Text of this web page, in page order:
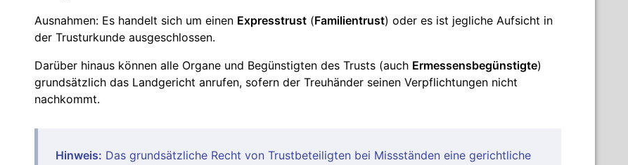
Ausnahmen: Es handelt sich um einen Expresstrust (Familientrust) oder es ist jegliche Aufsicht in
der Trusturkunde ausgeschlossen.
Darüber hinaus können alle Organe und Begünstigten des Trusts (auch Ermessensbegünstigte)
grundsätzlich das Landgericht anrufen, sofern der Treuhänder seinen Verpflichtungen nicht
nachkommt.
Hinweis: Das grundsätzliche Recht von Trustbeteiligten bei Missständen eine gerichtliche